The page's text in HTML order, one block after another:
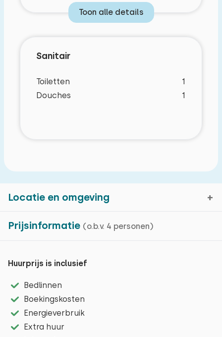
worden op de parkeerplaats van het park.
Prijsinformatie (o.b.v. 4 personen)
Huurprijs is inclusief
Bedlinnen
Boekingskosten
Energieverbruik
Extra huur
Chalet
Op een vakantiepark
Vrijstaand
Oppervlakte: 70 m²
Centrale verwarming
Toon alle details
Sanitair
Toiletten
1
Douches
1
Locatie en omgeving
De omgeving van het Harfsen kent vele
natuurgebieden met uitgestrekte bossen en